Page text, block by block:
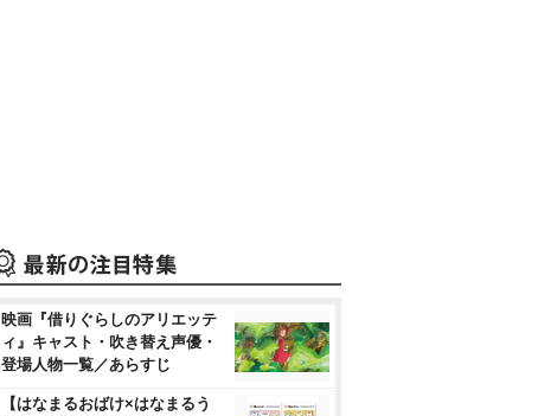
映画『借りぐらしのアリエッテ
ィ』キャスト・吹き替え声優・
登場人物一覧／あらすじ
【はなまるおばけ×はなまるう